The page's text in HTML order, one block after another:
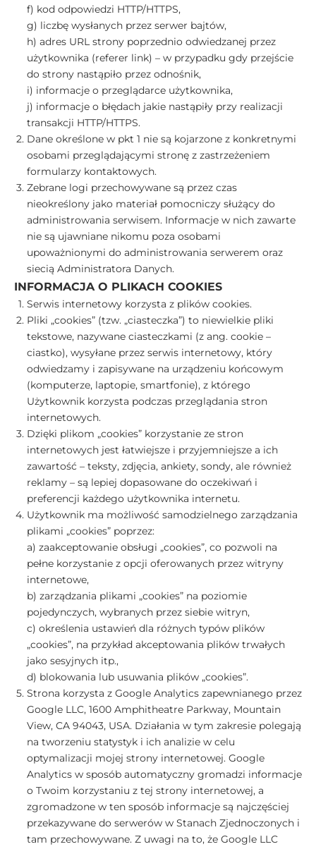
f) kod odpowiedzi HTTP/HTTPS,
g) liczbę wysłanych przez serwer bajtów,
h) adres URL strony poprzednio odwiedzanej przez
użytkownika (referer link) – w przypadku gdy przejście
do strony nastąpiło przez odnośnik,
i) informacje o przeglądarce użytkownika,
j) informacje o błędach jakie nastąpiły przy realizacji
transakcji HTTP/HTTPS.
Dane określone w pkt 1 nie są kojarzone z konkretnymi
osobami przeglądającymi stronę z zastrzeżeniem
formularzy kontaktowych.
Zebrane logi przechowywane są przez czas
nieokreślony jako materiał pomocniczy służący do
administrowania serwisem. Informacje w nich zawarte
nie są ujawniane nikomu poza osobami
upoważnionymi do administrowania serwerem oraz
siecią Administratora Danych.
INFORMACJA O PLIKACH COOKIES
Serwis internetowy korzysta z plików cookies.
Pliki „cookies” (tzw. „ciasteczka”) to niewielkie pliki
tekstowe, nazywane ciasteczkami (z ang. cookie –
ciastko), wysyłane przez serwis internetowy, który
odwiedzamy i zapisywane na urządzeniu końcowym
(komputerze, laptopie, smartfonie), z którego
Użytkownik korzysta podczas przeglądania stron
internetowych.
Dzięki plikom „cookies” korzystanie ze stron
internetowych jest łatwiejsze i przyjemniejsze a ich
zawartość – teksty, zdjęcia, ankiety, sondy, ale również
reklamy – są lepiej dopasowane do oczekiwań i
preferencji każdego użytkownika internetu.
Użytkownik ma możliwość samodzielnego zarządzania
plikami „cookies” poprzez:
a) zaakceptowanie obsługi „cookies”, co pozwoli na
pełne korzystanie z opcji oferowanych przez witryny
internetowe,
b) zarządzania plikami „cookies” na poziomie
pojedynczych, wybranych przez siebie witryn,
c) określenia ustawień dla różnych typów plików
„cookies”, na przykład akceptowania plików trwałych
jako sesyjnych itp.,
d) blokowania lub usuwania plików „cookies”.
Strona korzysta z Google Analytics zapewnianego przez
Google LLC, 1600 Amphitheatre Parkway, Mountain
View, CA 94043, USA. Działania w tym zakresie polegają
na tworzeniu statystyk i ich analizie w celu
optymalizacji mojej strony internetowej. Google
Analytics w sposób automatyczny gromadzi informacje
o Twoim korzystaniu z tej strony internetowej, a
zgromadzone w ten sposób informacje są najczęściej
przekazywane do serwerów w Stanach Zjednoczonych i
tam przechowywane. Z uwagi na to, że Google LLC